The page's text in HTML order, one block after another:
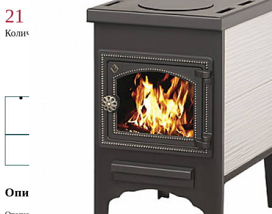
21 310
Количество
Купить 21 310 ₽
Заказать монтаж изделия
Описание